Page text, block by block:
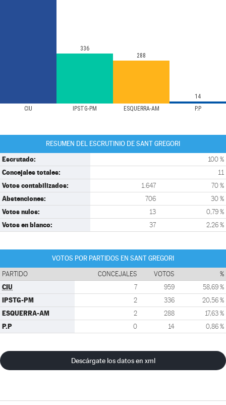
CIU IPSTG-PM ESQUERRA-AM P.P
336
288
14
RESUMEN DEL ESCRUTINIO DE SANT GREGORI
Escrutado: 100 %
Concejales totales: 11
Votos contabilizados: 1.647 70 %
Abstenciones: 706 30 %
Votos nulos: 13 0,79 %
Votos en blanco: 37 2,26 %
VOTOS POR PARTIDOS EN SANT GREGORI
PARTIDO CONCEJALES VOTOS %
CIU 7 959 58,69 %
IPSTG-PM 2 336 20,56 %
ESQUERRA-AM 2 288 17,63 %
P.P 0 14 0,86 %
Descárgate los datos en xml